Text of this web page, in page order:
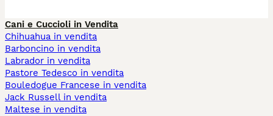
Cani e Cuccioli in Vendita
Chihuahua in vendita
Barboncino in vendita
Labrador in vendita
Pastore Tedesco in vendita
Bouledogue Francese in vendita
Jack Russell in vendita
Maltese in vendita